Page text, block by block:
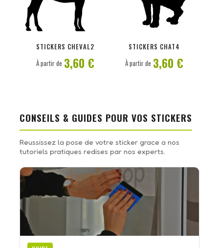
STICKERS CHEVAL2
À partir de 3,60 €
STICKERS CHAT4
À partir de 3,60 €
CONSEILS & GUIDES POUR VOS STICKERS
Reussissez la pose de votre sticker grace a nos
tutoriels pratiques redises par nos experts.